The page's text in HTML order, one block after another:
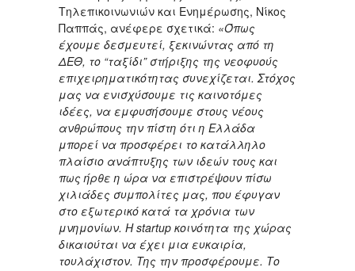
Τηλεπικοινωνιών και Ενημέρωσης, Νίκος
Παππάς, ανέφερε σχετικά: «Όπως
έχουμε δεσμευτεί, ξεκινώντας από τη
ΔΕΘ, το “ταξίδι” στήριξης της νεοφυούς
επιχειρηματικότητας συνεχίζεται. Στόχος
μας να ενισχύσουμε τις καινοτόμες
ιδέες, να εμφυσήσουμε στους νέους
ανθρώπους την πίστη ότι η Ελλάδα
μπορεί να προσφέρει το κατάλληλο
πλαίσιο ανάπτυξης των ιδεών τους και
πως ήρθε η ώρα να επιστρέψουν πίσω
χιλιάδες συμπολίτες μας, που έφυγαν
στο εξωτερικό κατά τα χρόνια των
μνημονίων. H startup κοινότητα της χώρας
δικαιούται να έχει μια ευκαιρία,
τουλάχιστον. Της την προσφέρουμε. Το